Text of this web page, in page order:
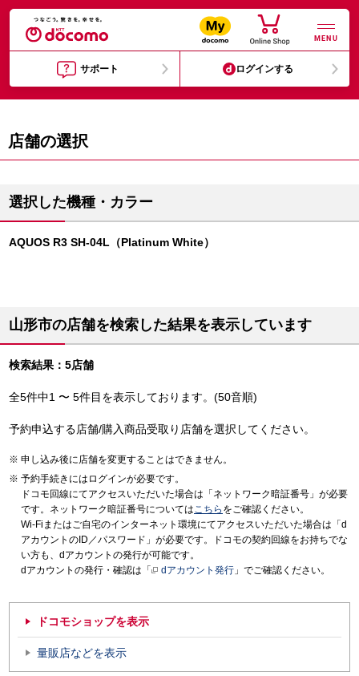
MENU
サポート ログインする
店舗の選択
選択した機種・カラー
AQUOS R3 SH-04L（Platinum White）
山形市の店舗を検索した結果を表示しています
検索結果：5店舗
全5件中1 〜 5件目を表示しております。(50音順)
予約申込する店舗/購入商品受取り店舗を選択してください。
申し込み後に店舗を変更することはできません。
予約手続きにはログインが必要です。
ドコモ回線にてアクセスいただいた場合は「ネットワーク暗証番号」が必要
です。ネットワーク暗証番号についてはこちら をご確認ください。
Wi-Fiまたはご自宅のインターネット環境にてアクセスいただいた場合は「d
アカウントのID／パスワード」が必要です。ドコモの契約回線をお持ちでな
い方も、dアカウントの発行が可能です。
dアカウントの発行・確認は「
dアカウント発行 」でご確認ください。
ドコモショップを表示
量販店などを表示